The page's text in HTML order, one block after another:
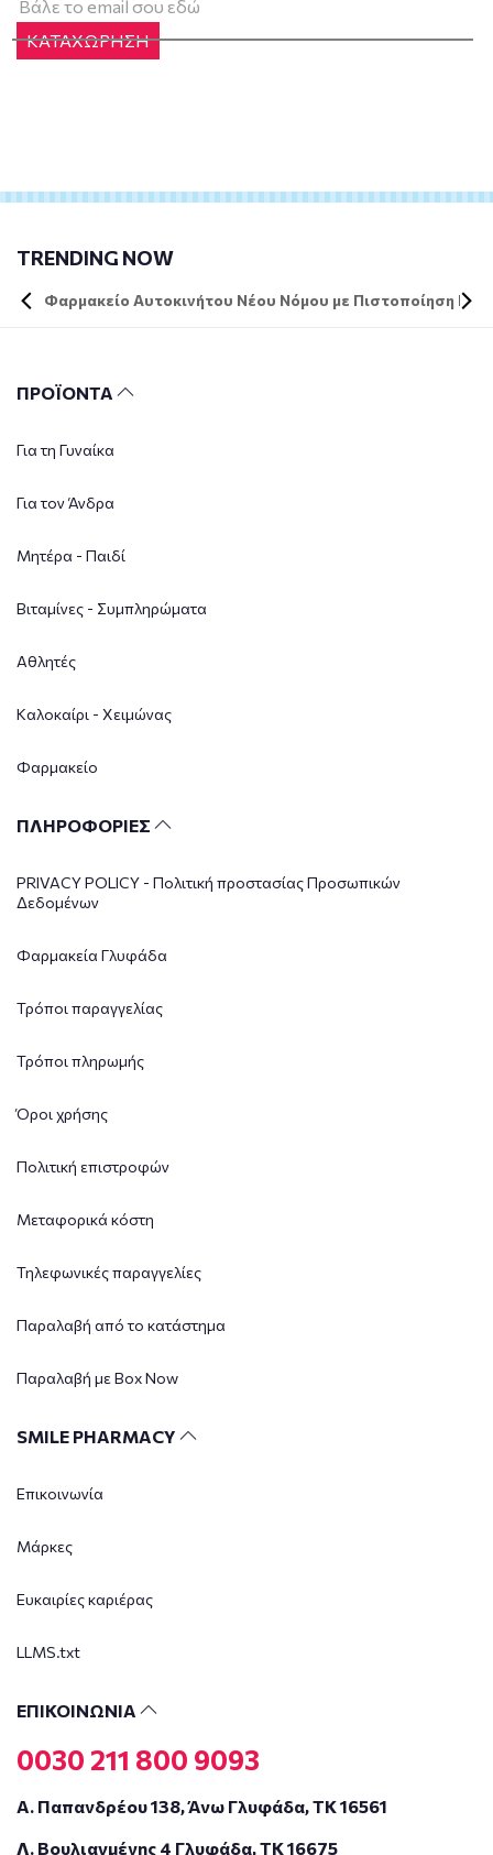
ΚΑΤΑΧΩΡΗΣΗ
TRENDING NOW
Φαρμακείο Αυτοκινήτου Νέου Νόμου με Πιστοποίηση DIN
ΠΡΟΪΟΝΤΑ
Για τη Γυναίκα
Για τον Άνδρα
Μητέρα - Παιδί
Βιταμίνες - Συμπληρώματα
Αθλητές
Καλοκαίρι - Χειμώνας
Φαρμακείο
ΠΛΗΡΟΦΟΡΙΕΣ
PRIVACY POLICY - Πολιτική προστασίας Προσωπικών
Δεδομένων
Φαρμακεία Γλυφάδα
Τρόποι παραγγελίας
Τρόποι πληρωμής
Όροι χρήσης
Πολιτική επιστροφών
Μεταφορικά κόστη
Τηλεφωνικές παραγγελίες
Παραλαβή από το κατάστημα
Παραλαβή με Box Now
SMILE PHARMACY
Επικοινωνία
Μάρκες
Ευκαιρίες καριέρας
LLMS.txt
ΕΠΙΚΟΙΝΩΝΙΑ
0030 211 800 9093
Α. Παπανδρέου 138, Άνω Γλυφάδα, ΤΚ 16561
Λ. Βουλιαγμένης 4 Γλυφάδα, ΤΚ 16675